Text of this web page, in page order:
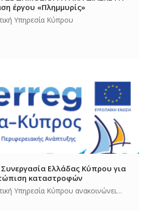
έργου «Πλημμυρίς»
Υπηρεσία Κύπρου
Ελλάδας Κύπρου για
καταστροφών
Υπηρεσία Κύπρου ανακοινώνει…